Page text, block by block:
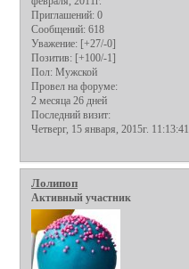
Приглашений: 0
Сообщений: 618
Уважение: [+27/-0]
Позитив: [+100/-1]
Пол: Мужской
Провел на форуме:
2 месяца 26 дней
Последний визит:
Четверг, 15 января, 2015г. 11:13:41
Лолипоп
Активный участник